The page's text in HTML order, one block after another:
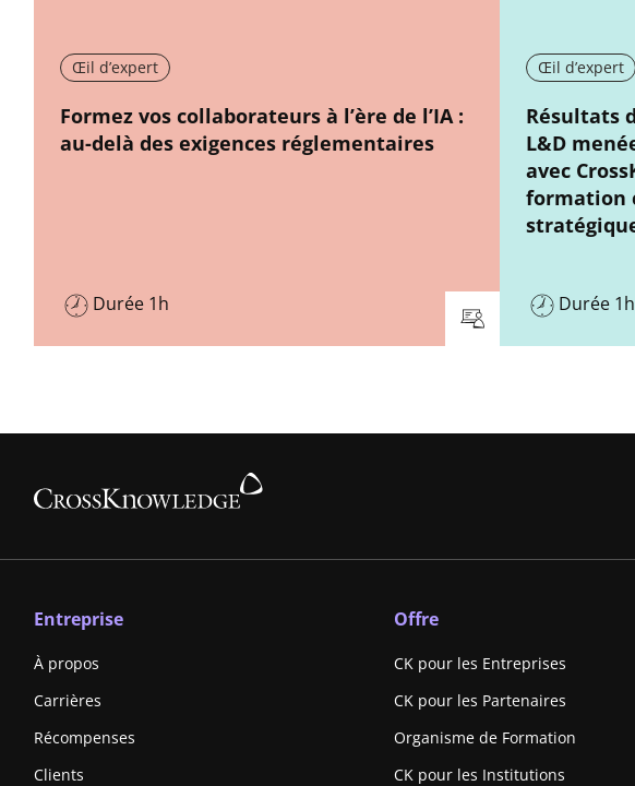
Œil d’expert
New window
Formez vos collaborateurs à l’ère de l’IA :
au-delà des exigences réglementaires
Durée 1h
Œil d’expert
New
Résultats
L&D
avec
formation
Durée 1h
Entreprise
À propos
Carrières
Récompenses
Clients
Offre
CK pour les Entreprises
CK pour les Partenaires
Organisme de Formation
CK pour les Institutions